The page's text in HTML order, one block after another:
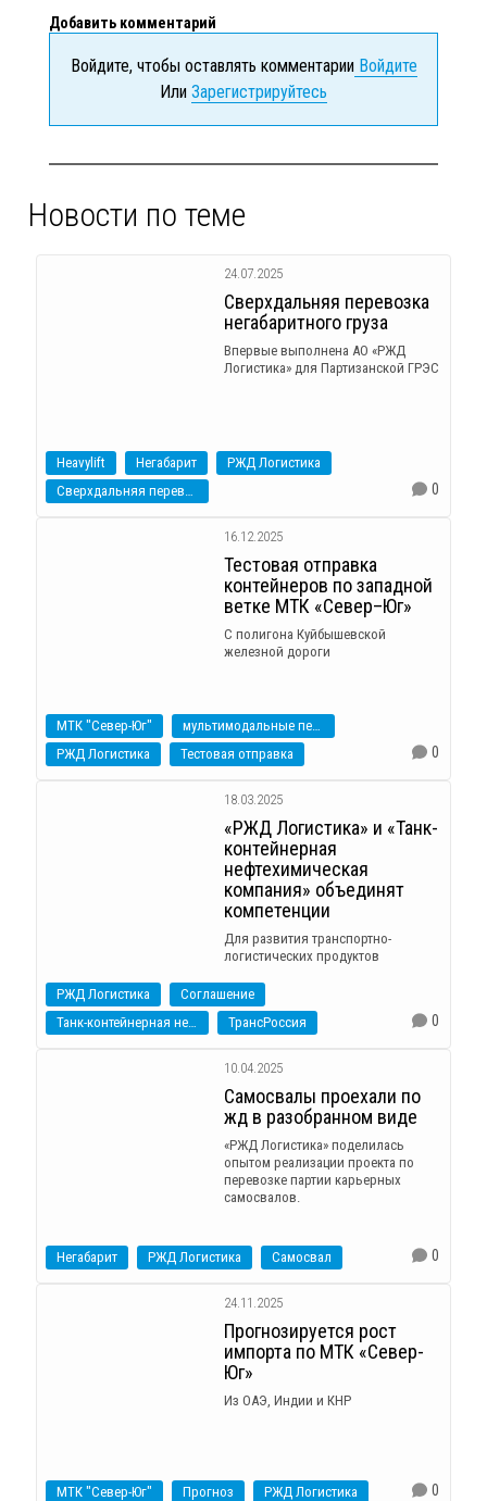
Добавить комментарий
Войдите, чтобы оставлять комментарииВойдите
Или Зарегистрируйтесь
Новости по теме
24.07.2025
Сверхдальняя перевозка
негабаритного груза
Впервые выполнена АО «РЖД
Логистика» для Партизанской ГРЭС
Heavylift Негабарит
РЖД Логистика
Сверхдальняя перевозка
0
16.12.2025
Тестовая отправка
контейнеров по западной
ветке МТК «Север–Юг»
С полигона Куйбышевской
железной дороги
МТК "Север-Юг"
мультимодальные перевозки
РЖД Логистика
Тестовая отправка 0
18.03.2025
«РЖД Логистика» и «Танк-
контейнерная
нефтехимическая
компания» объединят
компетенции
Для развития транспортно-
логистических продуктов
РЖД Логистика
Соглашение
Танк-контейнерная нефтехимическая компания
ТрансРоссия 0
10.04.2025
Самосвалы проехали по
жд в разобранном виде
«РЖД Логистика» поделилась
опытом реализации проекта по
перевозке партии карьерных
самосвалов.
Негабарит РЖД Логистика Самосвал 0
24.11.2025
Прогнозируется рост
импорта по МТК «Север-
Юг»
Из ОАЭ, Индии и КНР
МТК "Север-Юг" Прогноз РЖД Логистика 0